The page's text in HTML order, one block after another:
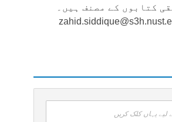
کتابوں کے مصنف ہیں۔
لیے یہاں کلک کریں